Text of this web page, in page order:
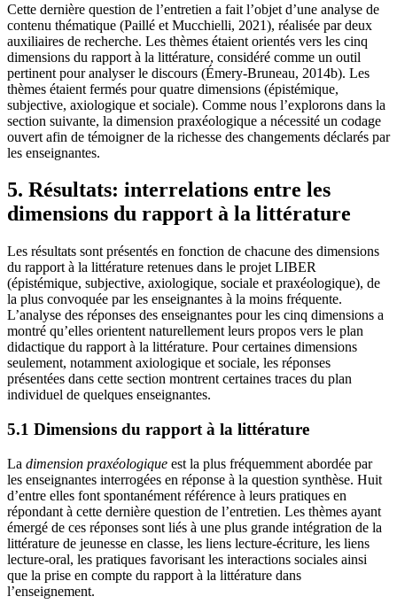
Cette dernière question de l’entretien a fait l’objet d’une analyse de
contenu thématique (Paillé et Mucchielli, 2021), réalisée par deux
auxiliaires de recherche. Les thèmes étaient orientés vers les cinq
dimensions du rapport à la littérature, considéré comme un outil
pertinent pour analyser le discours (Émery-Bruneau, 2014b). Les
thèmes étaient fermés pour quatre dimensions (épistémique,
subjective, axiologique et sociale). Comme nous l’explorons dans la
section suivante, la dimension praxéologique a nécessité un codage
ouvert afin de témoigner de la richesse des changements déclarés par
les enseignantes.
5. Résultats: interrelations entre les
dimensions du rapport à la littérature
Les résultats sont présentés en fonction de chacune des dimensions
du rapport à la littérature retenues dans le projet LIBER
(épistémique, subjective, axiologique, sociale et praxéologique), de
la plus convoquée par les enseignantes à la moins fréquente.
L’analyse des réponses des enseignantes pour les cinq dimensions a
montré qu’elles orientent naturellement leurs propos vers le plan
didactique du rapport à la littérature. Pour certaines dimensions
seulement, notamment axiologique et sociale, les réponses
présentées dans cette section montrent certaines traces du plan
individuel de quelques enseignantes.
5.1 Dimensions du rapport à la littérature
La dimension praxéologique est la plus fréquemment abordée par
les enseignantes interrogées en réponse à la question synthèse. Huit
d’entre elles font spontanément référence à leurs pratiques en
répondant à cette dernière question de l’entretien. Les thèmes ayant
émergé de ces réponses sont liés à une plus grande intégration de la
littérature de jeunesse en classe, les liens lecture-écriture, les liens
lecture-oral, les pratiques favorisant les interactions sociales ainsi
que la prise en compte du rapport à la littérature dans
l’enseignement.